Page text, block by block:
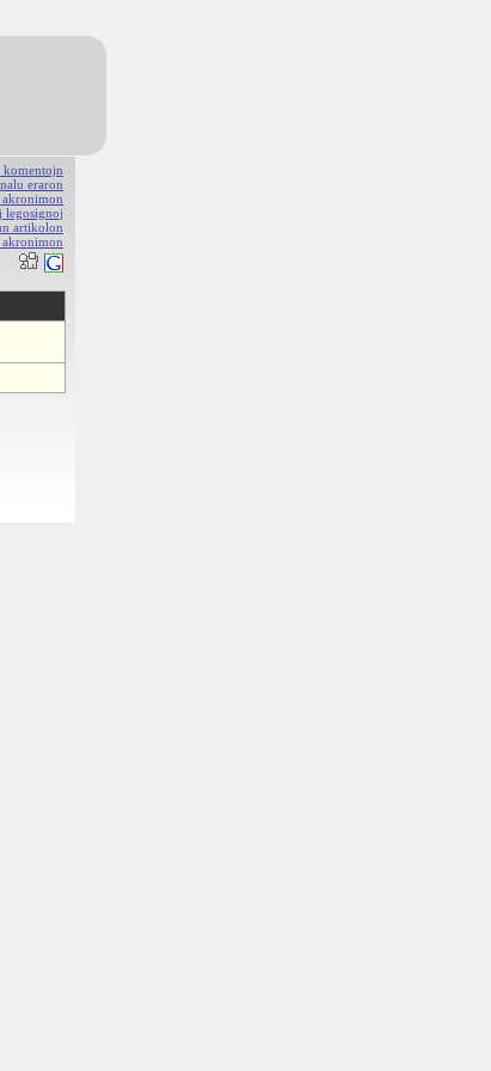
komentojn
eraron
akronimon
legosignoj
artikolon
akronimon